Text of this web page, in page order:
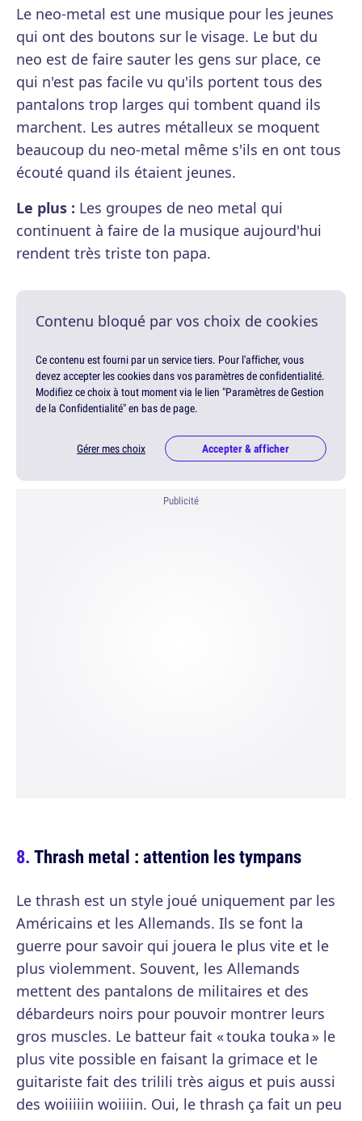
Le neo-metal est une musique pour les jeunes
qui ont des boutons sur le visage. Le but du
neo est de faire sauter les gens sur place, ce
qui n'est pas facile vu qu'ils portent tous des
pantalons trop larges qui tombent quand ils
marchent. Les autres métalleux se moquent
beaucoup du neo-metal même s'ils en ont tous
écouté quand ils étaient jeunes.
Le plus : Les groupes de neo metal qui
continuent à faire de la musique aujourd'hui
rendent très triste ton papa.
Contenu bloqué par vos choix de cookies
Ce contenu est fourni par un service tiers. Pour l'afficher, vous
devez accepter les cookies dans vos paramètres de confidentialité.
Modifiez ce choix à tout moment via le lien "Paramètres de Gestion
de la Confidentialité" en bas de page.
Gérer mes choix Accepter & afficher
Publicité
Thrash metal : attention les tympans
Le thrash est un style joué uniquement par les
Américains et les Allemands. Ils se font la
guerre pour savoir qui jouera le plus vite et le
plus violemment. Souvent, les Allemands
mettent des pantalons de militaires et des
débardeurs noirs pour pouvoir montrer leurs
gros muscles. Le batteur fait « touka touka » le
plus vite possible en faisant la grimace et le
guitariste fait des trilili très aigus et puis aussi
des woiiiiin woiiiin. Oui, le thrash ça fait un peu